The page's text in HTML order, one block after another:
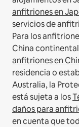
anfitriones en
servicios de
Para los
China
anfitriones en
residencia o
Australia, la
está sujeta a los
daños para
en cuenta que